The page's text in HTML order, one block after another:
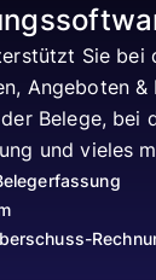
Sie bei
Angeboten &
Belege, bei
und vieles